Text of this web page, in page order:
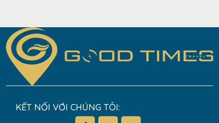
KẾT NỐI VỚI CHÚNG TÔI: